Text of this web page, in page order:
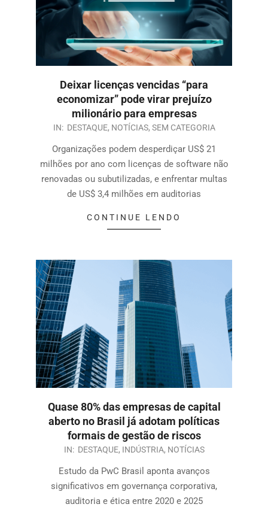
Deixar licenças vencidas “para
economizar” pode virar prejuízo
milionário para empresas
IN: DESTAQUE, NOTÍCIAS, SEM CATEGORIA
Organizações podem desperdiçar US$ 21
milhões por ano com licenças de software não
renovadas ou subutilizadas, e enfrentar multas
de US$ 3,4 milhões em auditorias
CONTINUE LENDO
Quase 80% das empresas de capital
aberto no Brasil já adotam políticas
formais de gestão de riscos
IN: DESTAQUE, INDÚSTRIA, NOTÍCIAS
Estudo da PwC Brasil aponta avanços
significativos em governança corporativa,
auditoria e ética entre 2020 e 2025